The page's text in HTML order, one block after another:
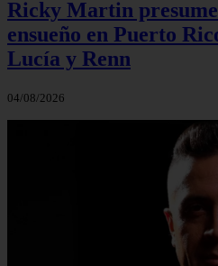
Ricky Martin presume
ensueño en Puerto
Lucía y Renn
04/08/2026